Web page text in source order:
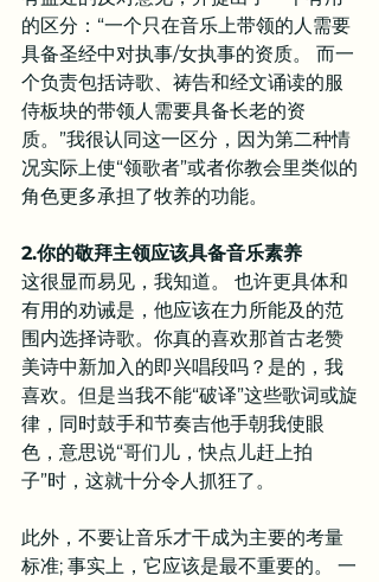
的区分：“一个只在音乐上带领的人需要
具备圣经中对执事/女执事的资质。 而一
个负责包括诗歌、祷告和经文诵读的服
侍板块的带领人需要具备长老的资
质。”我很认同这一区分，因为第二种情
况实际上使“领歌者”或者你教会里类似的
角色更多承担了牧养的功能。
2.你的敬拜主领应该具备音乐素养
这很显而易见，我知道。 也许更具体和
有用的劝诫是，他应该在力所能及的范
围内选择诗歌。你真的喜欢那首古老赞
美诗中新加入的即兴唱段吗？是的，我
喜欢。但是当我不能“破译”这些歌词或旋
律，同时鼓手和节奏吉他手朝我使眼
色，意思说“哥们儿，快点儿赶上拍
子”时，这就十分令人抓狂了。
此外，不要让音乐才干成为主要的考量
标准; 事实上，它应该是最不重要的。 一